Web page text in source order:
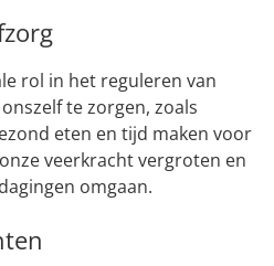
rol in het reguleren van
te zorgen, zoals
eten en tijd maken voor
veerkracht vergroten en
omgaan.